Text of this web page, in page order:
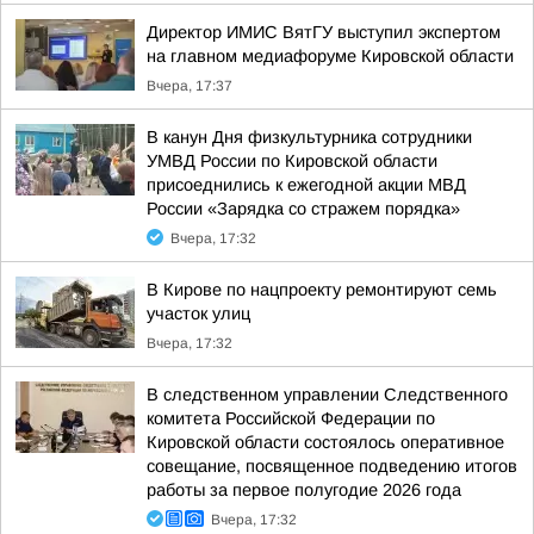
Директор ИМИС ВятГУ выступил экспертом
на главном медиафоруме Кировской области
Вчера, 17:37
В канун Дня физкультурника сотрудники
УМВД России по Кировской области
присоеднились к ежегодной акции МВД
России «Зарядка со стражем порядка»
Вчера, 17:32
В Кирове по нацпроекту ремонтируют семь
участок улиц
Вчера, 17:32
В следственном управлении Следственного
комитета Российской Федерации по
Кировской области состоялось оперативное
совещание, посвященное подведению итогов
работы за первое полугодие 2026 года
Вчера, 17:32